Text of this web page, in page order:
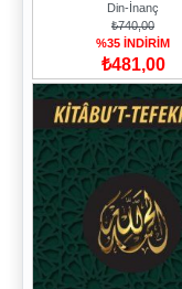
Din-İnanç
₺740,00
%35 İNDİRİM
₺481,00